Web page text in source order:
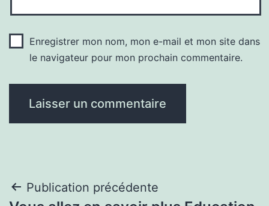
Enregistrer mon nom, mon e-mail et mon site dans
le navigateur pour mon prochain commentaire.
Navigation
Publication précédente